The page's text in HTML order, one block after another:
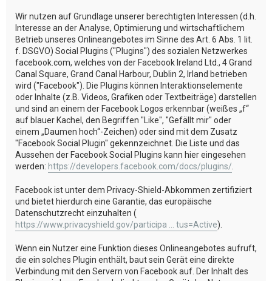
Wir nutzen auf Grundlage unserer berechtigten Interessen (d.h.
Interesse an der Analyse, Optimierung und wirtschaftlichem
Betrieb unseres Onlineangebotes im Sinne des Art. 6 Abs. 1 lit.
f. DSGVO) Social Plugins ("Plugins") des sozialen Netzwerkes
facebook.com, welches von der Facebook Ireland Ltd., 4 Grand
Canal Square, Grand Canal Harbour, Dublin 2, Irland betrieben
wird ("Facebook"). Die Plugins können Interaktionselemente
oder Inhalte (z.B. Videos, Grafiken oder Textbeiträge) darstellen
und sind an einem der Facebook Logos erkennbar (weißes „f“
auf blauer Kachel, den Begriffen "Like", "Gefällt mir" oder
einem „Daumen hoch“-Zeichen) oder sind mit dem Zusatz
"Facebook Social Plugin" gekennzeichnet. Die Liste und das
Aussehen der Facebook Social Plugins kann hier eingesehen
werden: https://developers.facebook.com/docs/plugins/
Facebook ist unter dem Privacy-Shield-Abkommen zertifiziert
und bietet hierdurch eine Garantie, das europäische
Datenschutzrecht einzuhalten (
https://www.privacyshield.gov/participa ... tus=Active).
Wenn ein Nutzer eine Funktion dieses Onlineangebotes aufruft,
die ein solches Plugin enthält, baut sein Gerät eine direkte
Verbindung mit den Servern von Facebook auf. Der Inhalt des